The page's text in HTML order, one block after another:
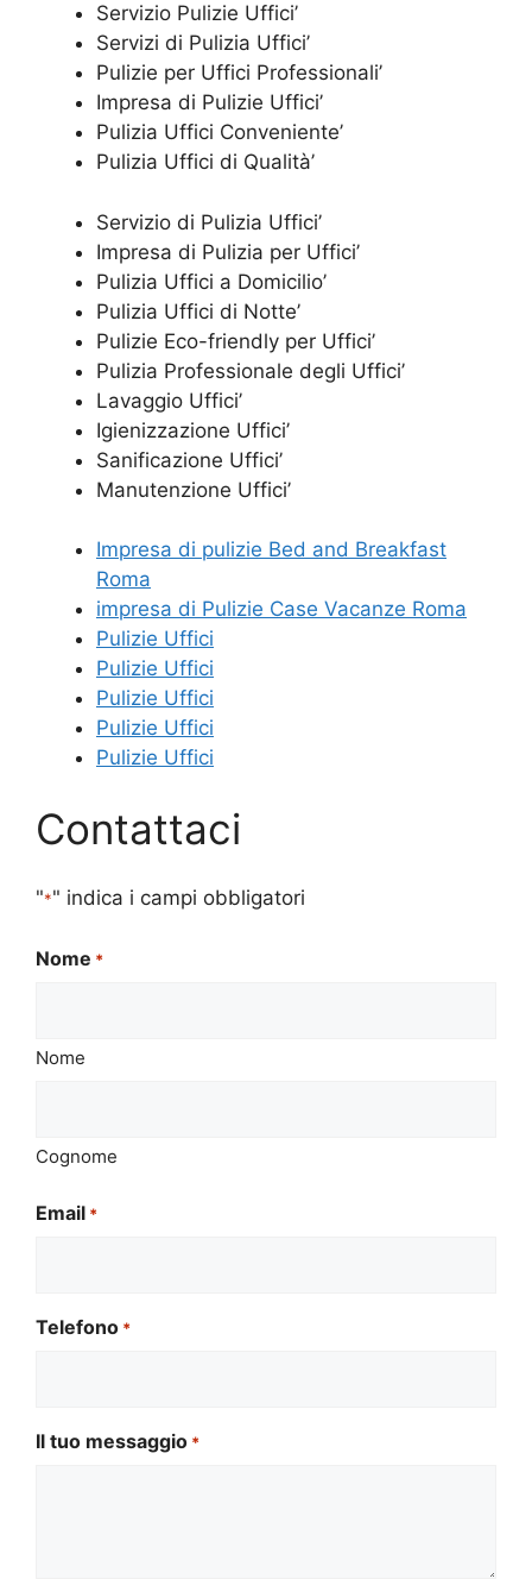
Servizio Pulizie Uffici’
Servizi di Pulizia Uffici’
Pulizie per Uffici Professionali’
Impresa di Pulizie Uffici’
Pulizia Uffici Conveniente’
Pulizia Uffici di Qualità’
Servizio di Pulizia Uffici’
Impresa di Pulizia per Uffici’
Pulizia Uffici a Domicilio’
Pulizia Uffici di Notte’
Pulizie Eco-friendly per Uffici’
Pulizia Professionale degli Uffici’
Lavaggio Uffici’
Igienizzazione Uffici’
Sanificazione Uffici’
Manutenzione Uffici’
Impresa di pulizie Bed and Breakfast
Roma
impresa di Pulizie Case Vacanze Roma
Pulizie Uffici
Pulizie Uffici
Pulizie Uffici
Pulizie Uffici
Pulizie Uffici
Contattaci
"*" indica i campi obbligatori
Nome *
Nome
Cognome
Email *
Telefono *
Il tuo messaggio *